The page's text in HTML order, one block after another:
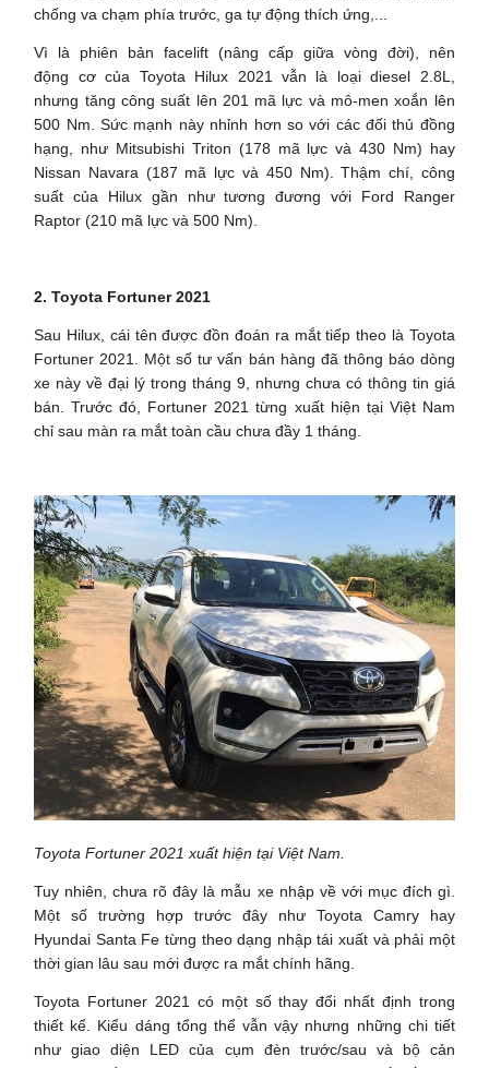
chống va chạm phía trước, ga tự động thích ứng,...
Vì là phiên bản facelift (nâng cấp giữa vòng đời), nên
động cơ của Toyota Hilux 2021 vẫn là loại diesel 2.8L,
nhưng tăng công suất lên 201 mã lực và mô-men xoắn lên
500 Nm. Sức mạnh này nhỉnh hơn so với các đối thủ đồng
hạng, như Mitsubishi Triton (178 mã lực và 430 Nm) hay
Nissan Navara (187 mã lực và 450 Nm). Thậm chí, công
suất của Hilux gần như tương đương với Ford Ranger
Raptor (210 mã lực và 500 Nm).
2. Toyota Fortuner 2021
Sau Hilux, cái tên được đồn đoán ra mắt tiếp theo là Toyota
Fortuner 2021. Một số tư vấn bán hàng đã thông báo dòng
xe này về đại lý trong tháng 9, nhưng chưa có thông tin giá
bán. Trước đó, Fortuner 2021 từng xuất hiện tại Việt Nam
chỉ sau màn ra mắt toàn cầu chưa đầy 1 tháng.
Toyota Fortuner 2021 xuất hiện tại Việt Nam.
Tuy nhiên, chưa rõ đây là mẫu xe nhập về với mục đích gì.
Một số trường hợp trước đây như Toyota Camry hay
Hyundai Santa Fe từng theo dạng nhập tái xuất và phải một
thời gian lâu sau mới được ra mắt chính hãng.
Toyota Fortuner 2021 có một số thay đổi nhất định trong
thiết kế. Kiểu dáng tổng thể vẫn vậy nhưng những chi tiết
như giao diện LED của cụm đèn trước/sau và bộ cản